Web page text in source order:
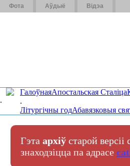
Фота Аўдыё Відэа
.
ГалоўнаяАпостальская Сталіца
.
Літургічны годАбавязковыя
Гэта архіў старой версіі
знаходзіцца па адрасе